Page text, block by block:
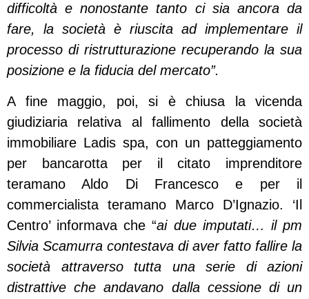
difficoltà e nonostante tanto ci sia ancora da
fare, la società è riuscita ad implementare il
processo di ristrutturazione recuperando la sua
posizione e la fiducia del mercato”.
A fine maggio, poi, si è chiusa la vicenda
giudiziaria relativa al fallimento della società
immobiliare Ladis spa, con un patteggiamento
per bancarotta per il citato imprenditore
teramano Aldo Di Francesco e per il
commercialista teramano Marco D’Ignazio. ‘Il
Centro’ informava che “ai due imputati… il pm
Silvia Scamurra contestava di aver fatto fallire la
società attraverso tutta una serie di azioni
distrattive che andavano dalla cessione di un